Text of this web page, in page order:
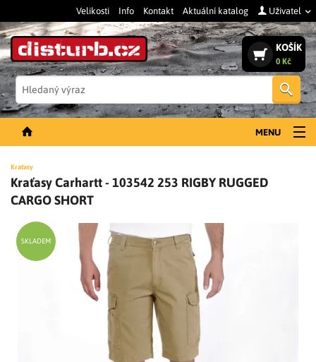
Velikosti Info Kontakt Aktuální katalog Uživatel
KOŠÍK
0 Kč
MENU
PÁNSKÉ OBLEČENÍ
DOPLŇKY
PRACOVNÍ BOTY
SLEVY A VÝPRODEJ
Kraťasy
Kraťasy Carhartt - 103542 253 RIGBY RUGGED
CARGO SHORT
SKLADEM